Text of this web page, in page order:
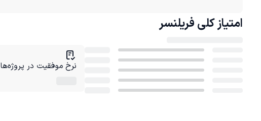
امتیاز کلی فریلنسر
نرخ موفقیت در پروژه‌ها